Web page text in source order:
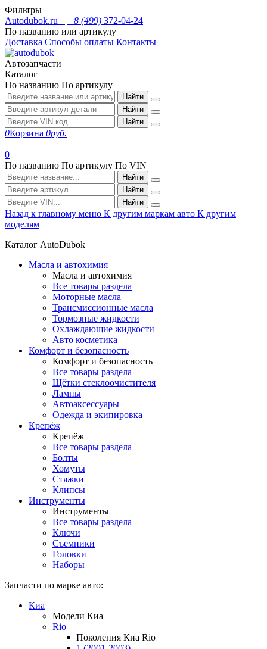
Фильтры
Autodubok.ru |
8 (499) 372-04-24
По названию или артикулу
Доставка Способы оплаты Контакты
Автозапчасти
Каталог
По названию По артикулу
Найти
Найти
Найти
0Корзина 0руб.
0
По названию По артикулу По VIN
Найти
Найти
Найти
Назад к главному меню К другим маркам авто К другим
моделям
Каталог AutoDubok
Масла и автохимия
Масла и автохимия
Все товары раздела
Моторные масла
Трансмиссионные масла
Тормозные жидкости
Охлаждающие жидкости
Авто косметика
Комфорт и безопасность
Комфорт и безопасность
Все товары раздела
Щётки стеклоочистителя
Лампы
Автоаксессуары
Одежда и экипировка
Крепёж
Крепёж
Все товары раздела
Болты
Хомуты
Стяжки
Клипсы
Инструменты
Инструменты
Все товары раздела
Ключи
Съемники
Головки
Наборы
Запчасти по марке авто:
Киа
Модели Киа
Rio
Поколения Киа Rio